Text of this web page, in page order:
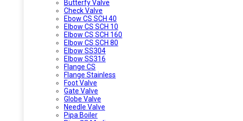
Butterfy Valve
Check Valve
Ebow CS SCH 40
Elbow CS SCH 10
Elbow CS SCH 160
Elbow CS SCH 80
Elbow SS304
Elbow SS316
Flange CS
Flange Stainless
Foot Valve
Gate Valve
Globe Valve
Needle Valve
Pipa Boiler